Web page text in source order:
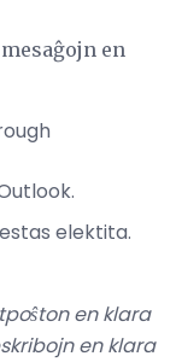
en
elektita.
en klara
en klara